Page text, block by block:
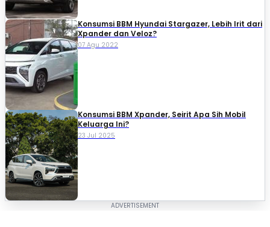
Konsumsi BBM Hyundai Stargazer, Lebih Irit dari
Xpander dan Veloz?
07 Agu 2022
Konsumsi BBM Xpander, Seirit Apa Sih Mobil
Keluarga Ini?
23 Jul 2025